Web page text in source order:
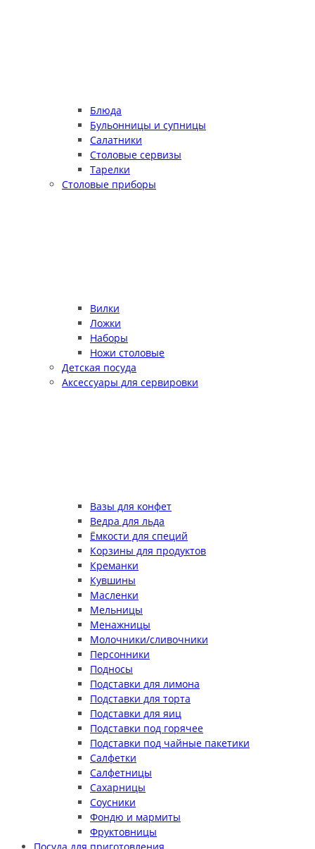
Блюда
Бульонницы и супницы
Салатники
Столовые сервизы
Тарелки
Столовые приборы
Вилки
Ложки
Наборы
Ножи столовые
Детская посуда
Аксессуары для сервировки
Вазы для конфет
Ведра для льда
Ёмкости для специй
Корзины для продуктов
Креманки
Кувшины
Масленки
Мельницы
Менажницы
Молочники/сливочники
Персонники
Подносы
Подставки для лимона
Подставки для торта
Подставки для яиц
Подставки под горячее
Подставки под чайные пакетики
Салфетки
Салфетницы
Сахарницы
Соусники
Фондю и мармиты
Фруктовницы